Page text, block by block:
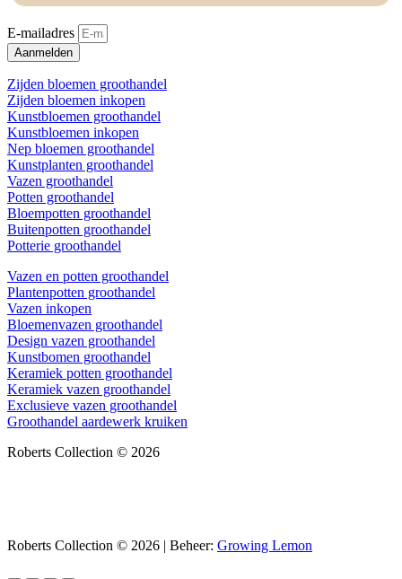
E-mailadres
Aanmelden
Zijden bloemen groothandel
Zijden bloemen inkopen
Kunstbloemen groothandel
Kunstbloemen inkopen
Nep bloemen groothandel
Kunstplanten groothandel
Vazen groothandel
Potten groothandel
Bloempotten groothandel
Buitenpotten groothandel
Potterie groothandel
Vazen en potten groothandel
Plantenpotten groothandel
Vazen inkopen
Bloemenvazen groothandel
Design vazen groothandel
Kunstbomen groothandel
Keramiek potten groothandel
Keramiek vazen groothandel
Exclusieve vazen groothandel
Groothandel aardewerk kruiken
Roberts Collection © 2026
Roberts Collection © 2026 | Beheer: Growing Lemon